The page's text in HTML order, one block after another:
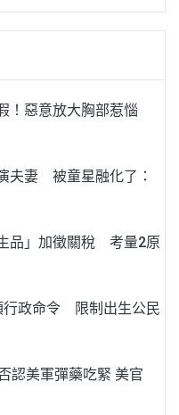
！惡意放大胸部惹惱
夫妻 被童星融化了：
品」加徵關稅 考量2原
行政命令 限制出生公民
認美軍彈藥吃緊 美官